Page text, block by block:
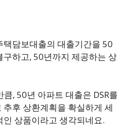
택담보대출의 대출기간을 50
구하고, 50년까지 제공하는 상
큼, 50년 아파트 대출은 DSR를
후 상환계획을 확실하게 세
상품이라고 생각되네요.